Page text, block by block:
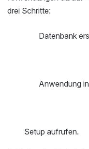
drei Schritte:
Datenbank
Anwendung
Setup aufrufen.